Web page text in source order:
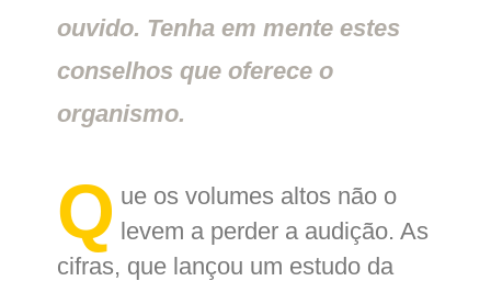
ouvido. Tenha em mente estes
conselhos que oferece o
organismo.
Q ue os volumes altos não o
levem a perder a audição. As
cifras, que lançou um estudo da